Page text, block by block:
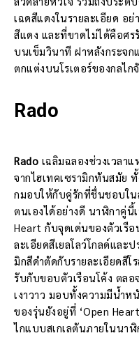
เฉดสีแดงในรายละเอียด อ
สีแดง และที่ขาดไม่ได้คือศร
บนเข็มวินาที ฝาหลังกระจก
ตกแต่งบนโรเตอร์ของกลไก
Rado
Rado เฉลิมฉลองช่วงเวลา
จากไฮเทคเซรามิกทันสมัย
กมอบให้กับคู่รักที่ชื่นชอบใ
ตนเองได้อย่างดี นาฬิกาคู่นี้
Heart กับจุดเด่นของตัวเรือ
ละเอียดสีเยลโลว์โกลด์และ
มิกสีดำตัดกับรายละเอียดสีโ
รับกับขอบตัวเรือนโค้ง ตลอ
เงาวาว มอบทั้งความมีน้ำห
ของรุ่นยังอยู่ที่ ‘Open
ไกแบบสเกเลตันภายในนาฬิ